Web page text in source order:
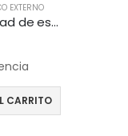
EXTERNO
SSD Samsung 256 GB / Unidad de estado sólido
CARRITO